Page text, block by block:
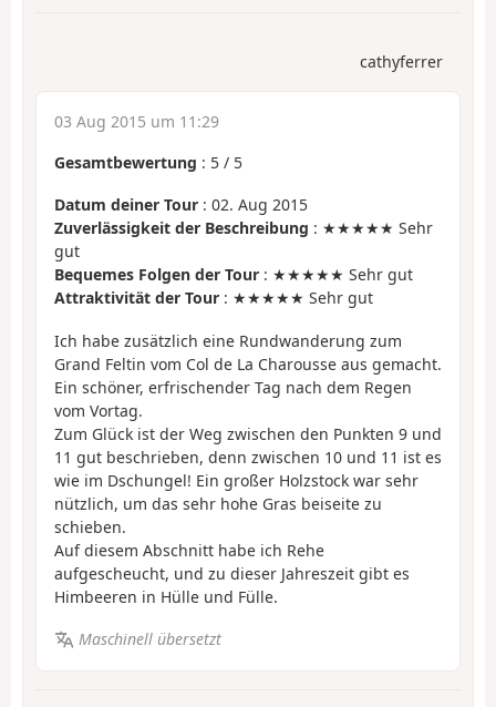
cathyferrer
03 Aug 2015 um 11:29
Gesamtbewertung : 5 / 5
Datum deiner Tour : 02. Aug 2015
Zuverlässigkeit der Beschreibung : ★★★★★ Sehr
gut
Bequemes Folgen der Tour : ★★★★★ Sehr gut
Attraktivität der Tour : ★★★★★ Sehr gut
Ich habe zusätzlich eine Rundwanderung zum
Grand Feltin vom Col de La Charousse aus gemacht.
Ein schöner, erfrischender Tag nach dem Regen
vom Vortag.
Zum Glück ist der Weg zwischen den Punkten 9 und
11 gut beschrieben, denn zwischen 10 und 11 ist es
wie im Dschungel! Ein großer Holzstock war sehr
nützlich, um das sehr hohe Gras beiseite zu
schieben.
Auf diesem Abschnitt habe ich Rehe
aufgescheucht, und zu dieser Jahreszeit gibt es
Himbeeren in Hülle und Fülle.
Maschinell übersetzt